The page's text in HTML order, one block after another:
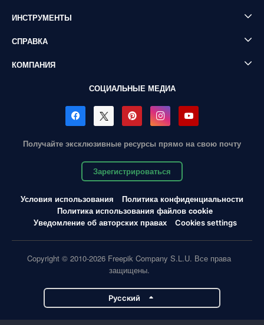
ИНСТРУМЕНТЫ
СПРАВКА
КОМПАНИЯ
СОЦИАЛЬНЫЕ МЕДИА
Получайте эксклюзивные ресурсы прямо на свою почту
Зарегистрироваться
Условия использования
Политика конфиденциальности
Политика использования файлов cookie
Уведомление об авторских правах
Cookies settings
Copyright © 2010-2026 Freepik Company S.L.U. Все права
защищены.
Pусский